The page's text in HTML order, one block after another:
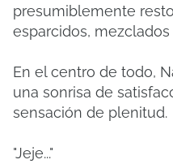
presumiblemente
esparcidos,
En el centro de todo,
una sonrisa de
sensación de plenitud.
"Jeje..."